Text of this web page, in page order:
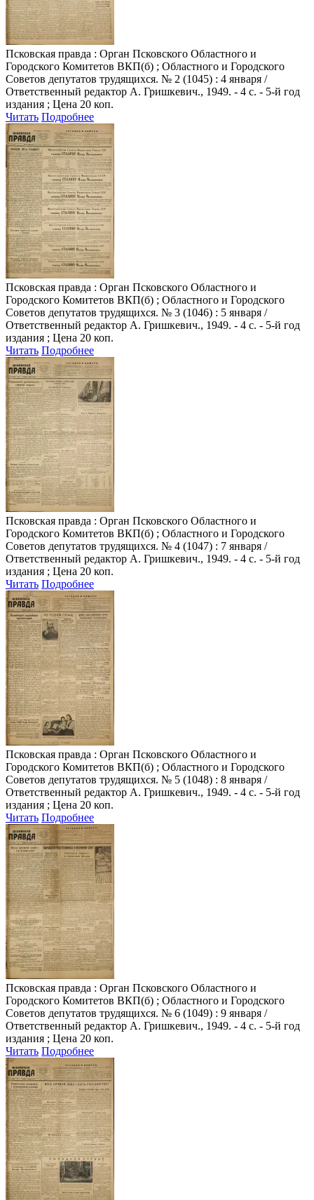
Псковская правда : Орган Псковского Областного и
Городского Комитетов ВКП(б) ; Областного и Городского
Советов депутатов трудящихся. № 2 (1045) : 4 января /
Ответственный редактор А. Гришкевич., 1949. - 4 с. - 5-й год
издания ; Цена 20 коп.
Читать Подробнее
Псковская правда : Орган Псковского Областного и
Городского Комитетов ВКП(б) ; Областного и Городского
Советов депутатов трудящихся. № 3 (1046) : 5 января /
Ответственный редактор А. Гришкевич., 1949. - 4 с. - 5-й год
издания ; Цена 20 коп.
Читать Подробнее
Псковская правда : Орган Псковского Областного и
Городского Комитетов ВКП(б) ; Областного и Городского
Советов депутатов трудящихся. № 4 (1047) : 7 января /
Ответственный редактор А. Гришкевич., 1949. - 4 с. - 5-й год
издания ; Цена 20 коп.
Читать Подробнее
Псковская правда : Орган Псковского Областного и
Городского Комитетов ВКП(б) ; Областного и Городского
Советов депутатов трудящихся. № 5 (1048) : 8 января /
Ответственный редактор А. Гришкевич., 1949. - 4 с. - 5-й год
издания ; Цена 20 коп.
Читать Подробнее
Псковская правда : Орган Псковского Областного и
Городского Комитетов ВКП(б) ; Областного и Городского
Советов депутатов трудящихся. № 6 (1049) : 9 января /
Ответственный редактор А. Гришкевич., 1949. - 4 с. - 5-й год
издания ; Цена 20 коп.
Читать Подробнее